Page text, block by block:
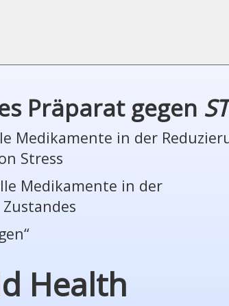
Präparat gegen
Medikamente in der
Stress
Medikamente in der
Health